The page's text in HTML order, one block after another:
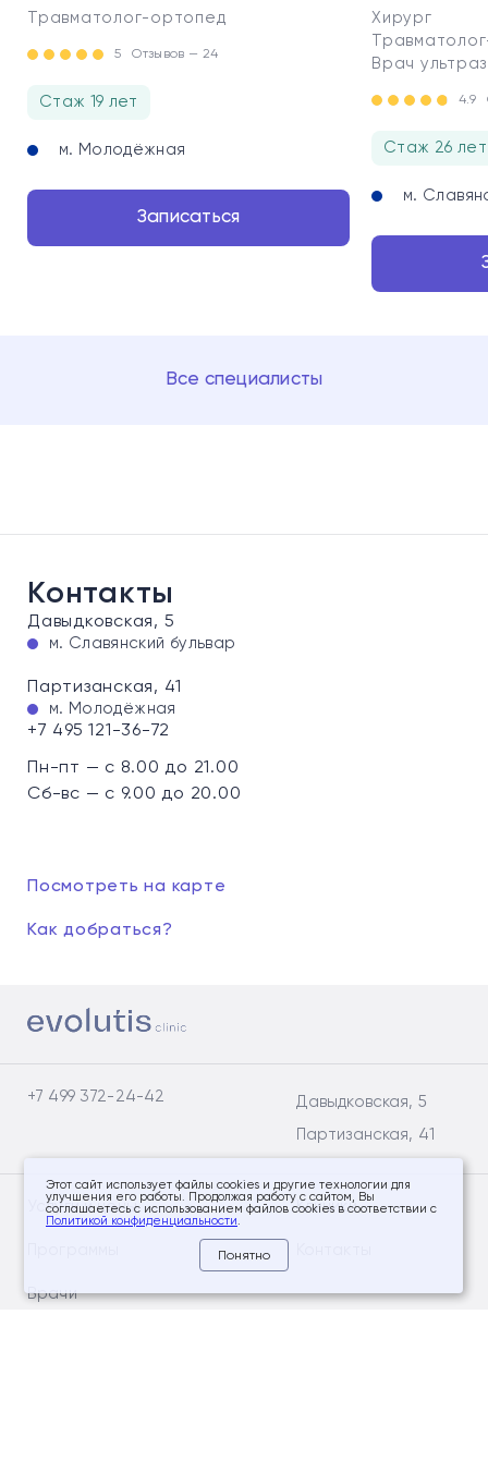
Травматолог-ортопед
5 Отзывов — 24
Стаж 19 лет
м. Молодёжная
Записаться
Хирург
Врач
4.9
Стаж 26 лет
м.
Все специалисты
Контакты
Давыдковская, 5
м. Славянский бульвар
Партизанская, 41
м. Молодёжная
+7 495 121-36-72
Пн-пт — с 8.00 до 21.00
Сб-вс — с 9.00 до 20.00
Посмотреть на карте
Как добраться?
+7 499 372-24-42
Давыдковская, 5
Партизанская, 41
Услуги и цены
Врачи
Клиники
Этот сайт использует файлы cookies и другие технологии для
улучшения его работы. Продолжая работу с сайтом, Вы
соглашаетесь с использованием файлов cookies в соответствии с
Политикой конфиденциальности.
Понятно